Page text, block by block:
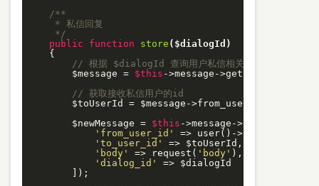
/**
     * 私信回复
     */
public
function store ($dialogId)
{
// 根据 $dialogId 查询用户私信相关内容
        $message =
$this ->message-
// 获取接收私信用户的id
$toUserId = $message->from_user_id ==
        $newMessage =
$this ->message->addMessage([
'from_user_id'
=> user()->id,
'to_user_id'
=> $toUserId,
'body'
=> request( 'body' ),
'dialog_id'
=> $dialogId
        ]);